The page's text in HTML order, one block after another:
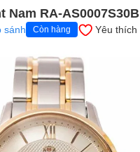
Nam RA-AS0007S30B
sánh Còn hàng Yêu thích